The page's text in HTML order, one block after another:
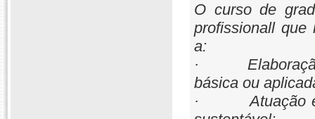
O curso de
profissionall que
a:
· Elaboração
básica ou
· Atuação em